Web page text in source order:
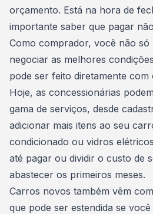
orçamento. Está na hora de
importante saber que pagar
Como comprador, você não só
negociar as melhores
pode ser feito diretamente com
Hoje, as concessionárias
gama de serviços, desde
adicionar mais itens ao seu
condicionado ou vidros
até pagar ou dividir o custo de
abastecer os primeiros meses.
Carros novos também vêm
que pode ser estendida se